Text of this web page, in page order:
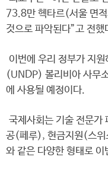
73.8만 헥타르(서울 면
것으로 파악된다”고 전했
이번에 우리 정부가 지
(UNDP) 볼리비아 사무
에 사용될 예정이다.
국제사회는 기술 전문가
공(페루), 현금지원(스
와 같은 다양한 형태로